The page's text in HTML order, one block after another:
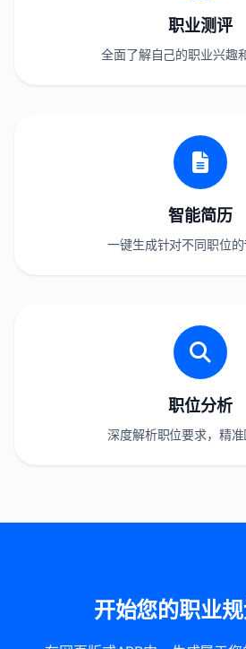
职业测评
全面了解自己的职业兴趣
智能简历
一键生成针对不同职位
职位分析
深度解析职位要求，精
开始您的职业